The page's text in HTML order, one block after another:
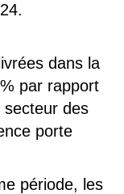
dans la
par rapport
secteur des
porte
période, les